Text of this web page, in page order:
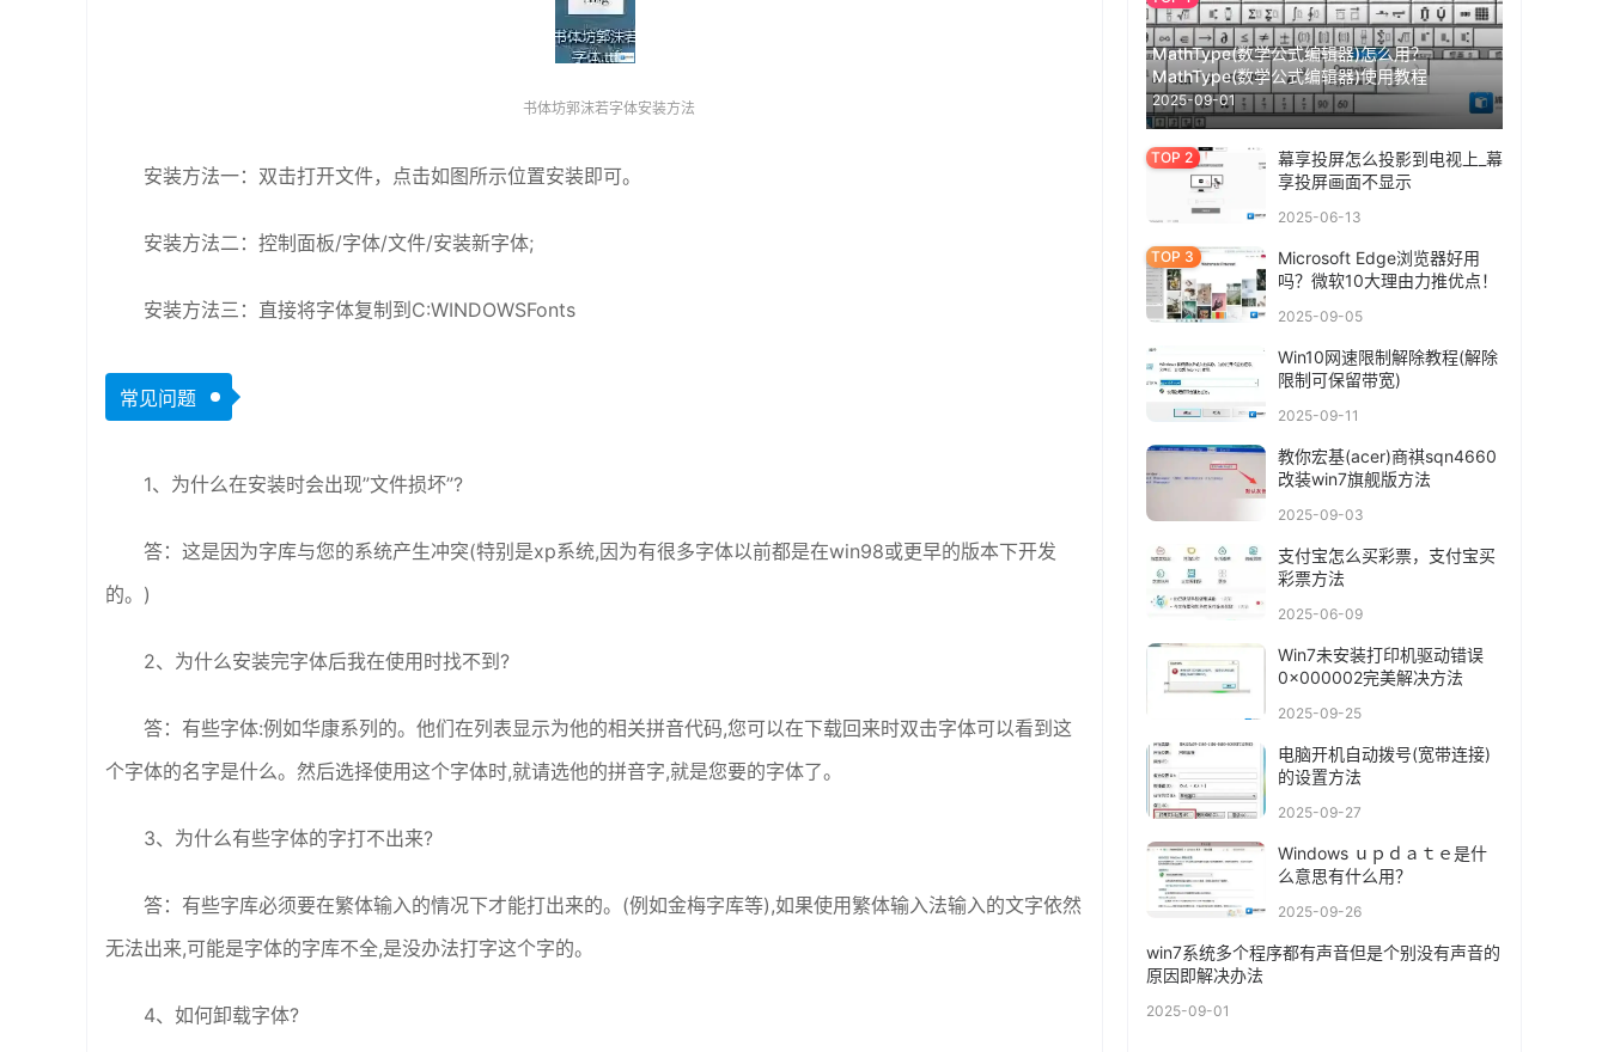
书体坊郭沫若字体安装方法
安装方法一：双击打开文件，点击如图所示位置安装即可。
安装方法二：控制面板/字体/文件/安装新字体;
安装方法三：直接将字体复制到C:WINDOWSFonts
常见问题
1、为什么在安装时会出现”文件损坏”?
答：这是因为字库与您的系统产生冲突(特别是xp系统,因为有很多字体以前都是在win98或更早的版本下开发
的。)
2、为什么安装完字体后我在使用时找不到?
答：有些字体:例如华康系列的。他们在列表显示为他的相关拼音代码,您可以在下载回来时双击字体可以看到这
个字体的名字是什么。然后选择使用这个字体时,就请选他的拼音字,就是您要的字体了。
3、为什么有些字体的字打不出来?
答：有些字库必须要在繁体输入的情况下才能打出来的。(例如金梅字库等),如果使用繁体输入法输入的文字依然
无法出来,可能是字体的字库不全,是没办法打字这个字的。
4、如何卸载字体?
MathType(数学公式编辑器)怎么用？
MathType(数学公式编辑器)使用教程
2025-09-01
幕享投屏怎么投影到电视上_幕
享投屏画面不显示
2025-06-13
Microsoft Edge浏览器好用
吗？微软10大理由力推优点！
2025-09-05
Win10网速限制解除教程(解除
限制可保留带宽)
2025-09-11
教你宏基(acer)商祺sqn4660
改装win7旗舰版方法
2025-09-03
支付宝怎么买彩票，支付宝买
彩票方法
2025-06-09
Win7未安装打印机驱动错误
0x000002完美解决方法
2025-09-25
电脑开机自动拨号(宽带连接)
的设置方法
2025-09-27
Windows ｕｐｄａｔｅ是什
么意思有什么用？
2025-09-26
win7系统多个程序都有声音但是个别没有声音的
原因即解决办法
2025-09-01